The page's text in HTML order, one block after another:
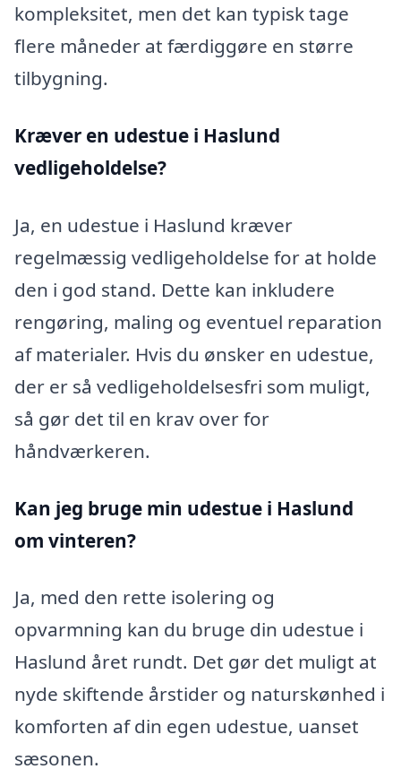
kompleksitet, men det kan typisk tage
flere måneder at færdiggøre en større
tilbygning.
Kræver en udestue i Haslund
vedligeholdelse?
Ja, en udestue i Haslund kræver
regelmæssig vedligeholdelse for at holde
den i god stand. Dette kan inkludere
rengøring, maling og eventuel reparation
af materialer. Hvis du ønsker en udestue,
der er så vedligeholdelsesfri som muligt,
så gør det til en krav over for
håndværkeren.
Kan jeg bruge min udestue i Haslund
om vinteren?
Ja, med den rette isolering og
opvarmning kan du bruge din udestue i
Haslund året rundt. Det gør det muligt at
nyde skiftende årstider og naturskønhed i
komforten af din egen udestue, uanset
sæsonen.